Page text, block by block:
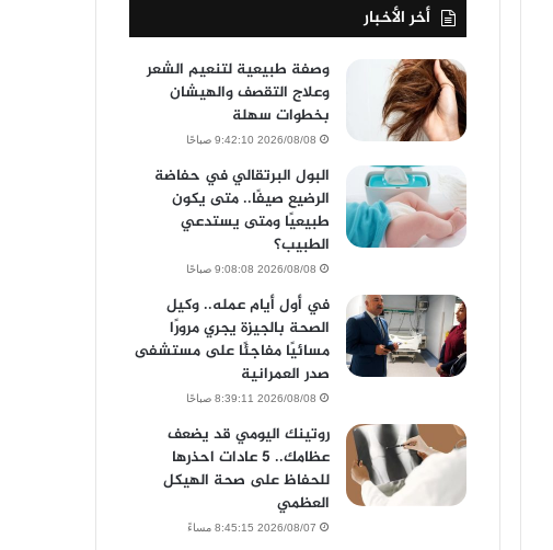
أخر الأخبار
وصفة طبيعية لتنعيم الشعر
وعلاج التقصف والهيشان
بخطوات سهلة
2026/08/08 9:42:10 صباحًا
البول البرتقالي في حفاضة
الرضيع صيفًا.. متى يكون
طبيعيًا ومتى يستدعي
الطبيب؟
2026/08/08 9:08:08 صباحًا
في أول أيام عمله.. وكيل
الصحة بالجيزة يجري مرورًا
مسائيًا مفاجئًا على مستشفى
صدر العمرانية
2026/08/08 8:39:11 صباحًا
روتينك اليومي قد يضعف
عظامك.. 5 عادات احذرها
للحفاظ على صحة الهيكل
العظمي
2026/08/07 8:45:15 مساءً